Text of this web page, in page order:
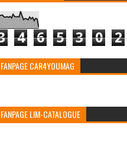
4 6 5 3 0 2
FANPAGE CAR4YOUMAG
FANPAGE LIM-CATALOGUE